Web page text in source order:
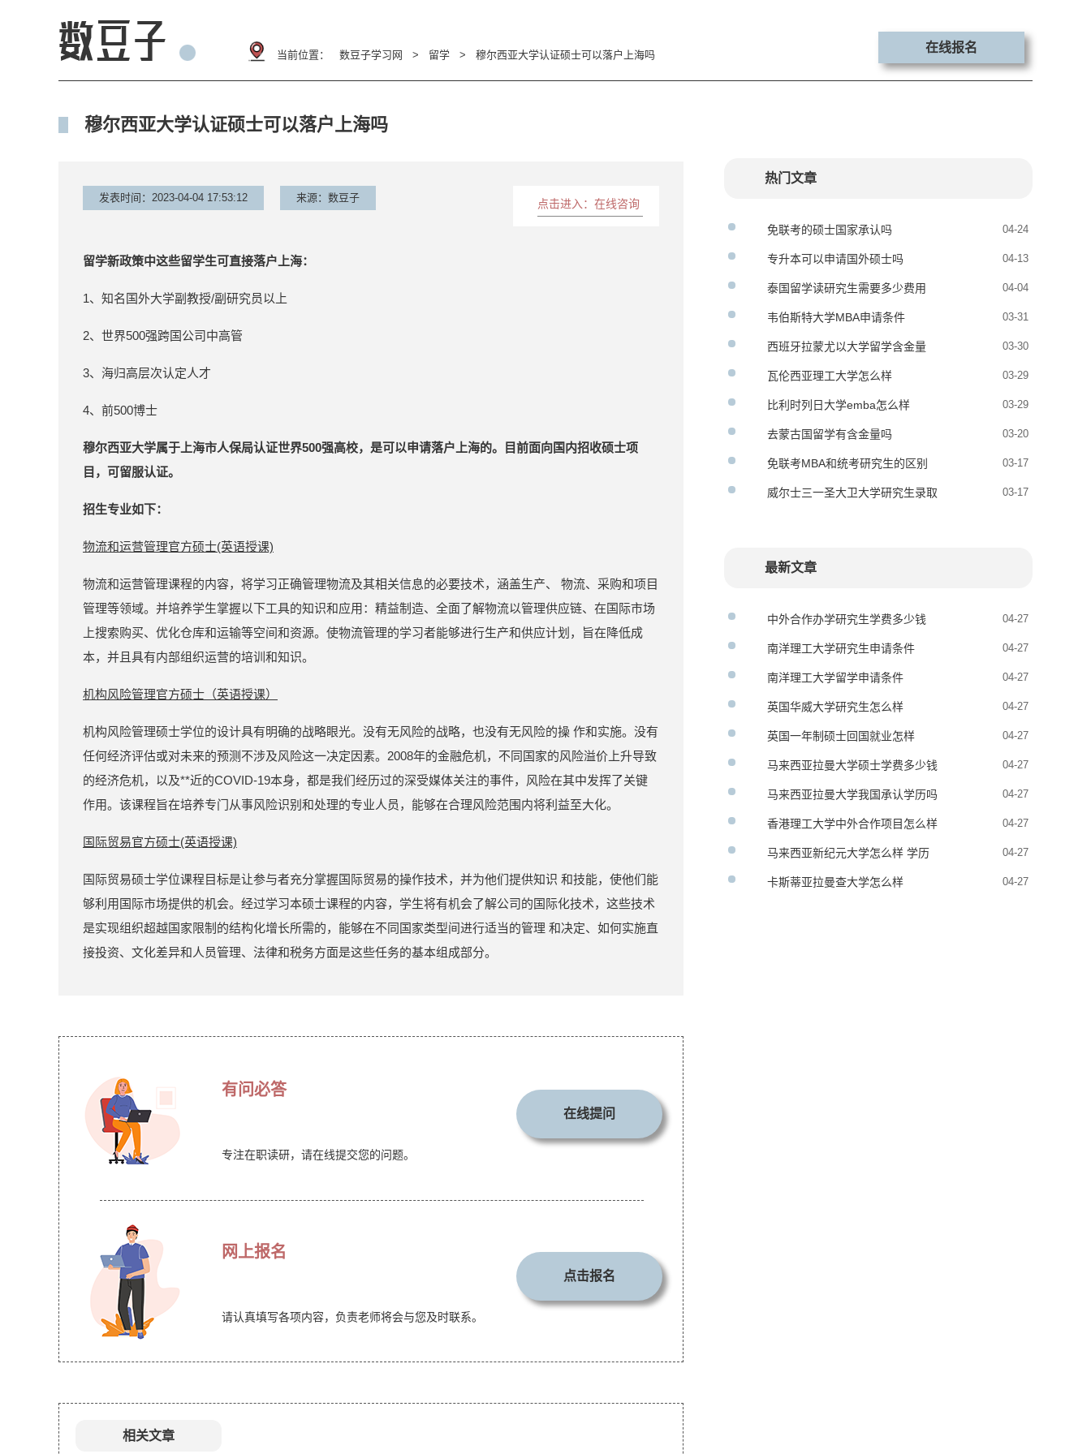
当前位置： 数豆子学习网 > 留学 > 穆尔西亚大学认证硕士可以落户上海吗
在线报名
穆尔西亚大学认证硕士可以落户上海吗
发表时间：2023-04-04 17:53:12 来源：数豆子 点击进入：在线咨询
留学新政策中这些留学生可直接落户上海：
1、知名国外大学副教授/副研究员以上
2、世界500强跨国公司中高管
3、海归高层次认定人才
4、前500博士
穆尔西亚大学属于上海市人保局认证世界500强高校，是可以申请落户上海的。目前面向国内招收硕士项
目，可留服认证。
招生专业如下：
物流和运营管理官方硕士(英语授课)
物流和运营管理课程的内容，将学习正确管理物流及其相关信息的必要技术，涵盖生产、 物流、采购和项目
管理等领域。并培养学生掌握以下工具的知识和应用：精益制造、全面了解物流以管理供应链、在国际市场
上搜索购买、优化仓库和运输等空间和资源。使物流管理的学习者能够进行生产和供应计划，旨在降低成
本，并且具有内部组织运营的培训和知识。
机构风险管理官方硕士（英语授课）
机构风险管理硕士学位的设计具有明确的战略眼光。没有无风险的战略，也没有无风险的操 作和实施。没有
任何经济评估或对未来的预测不涉及风险这一决定因素。2008年的金融危机，不同国家的风险溢价上升导致
的经济危机，以及**近的COVID-19本身，都是我们经历过的深受媒体关注的事件，风险在其中发挥了关键
作用。该课程旨在培养专门从事风险识别和处理的专业人员，能够在合理风险范围内将利益至大化。
国际贸易官方硕士(英语授课)
国际贸易硕士学位课程目标是让参与者充分掌握国际贸易的操作技术，并为他们提供知识 和技能，使他们能
够利用国际市场提供的机会。经过学习本硕士课程的内容，学生将有机会了解公司的国际化技术，这些技术
是实现组织超越国家限制的结构化增长所需的，能够在不同国家类型间进行适当的管理 和决定、如何实施直
接投资、文化差异和人员管理、法律和税务方面是这些任务的基本组成部分。
有问必答
专注在职读研，请在线提交您的问题。
在线提问
网上报名
请认真填写各项内容，负责老师将会与您及时联系。
点击报名
相关文章
热门文章
免联考的硕士国家承认吗 04-24
专升本可以申请国外硕士吗 04-13
泰国留学读研究生需要多少费用 04-04
韦伯斯特大学MBA申请条件 03-31
西班牙拉蒙尤以大学留学含金量 03-30
瓦伦西亚理工大学怎么样 03-29
比利时列日大学emba怎么样 03-29
去蒙古国留学有含金量吗 03-20
免联考MBA和统考研究生的区别
哪个好
03-17
威尔士三一圣大卫大学研究生录取 03-17
最新文章
中外合作办学研究生学费多少钱 04-27
南洋理工大学研究生申请条件 04-27
南洋理工大学留学申请条件 04-27
英国华威大学研究生怎么样 04-27
英国一年制硕士回国就业怎样 04-27
马来西亚拉曼大学硕士学费多少钱 04-27
马来西亚拉曼大学我国承认学历吗 04-27
香港理工大学中外合作项目怎么样 04-27
马来西亚新纪元大学怎么样 学历
承认吗
04-27
卡斯蒂亚拉曼查大学怎么样 04-27